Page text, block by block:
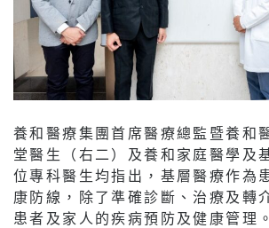
養和醫療集團首席醫療總監暨養和
堂醫生（右二）及養和家庭醫學及
位專科醫生均指出，基層醫療作為
康防線，除了準確診斷、治療及轉
患者及家人的疾病預防及健康管理。